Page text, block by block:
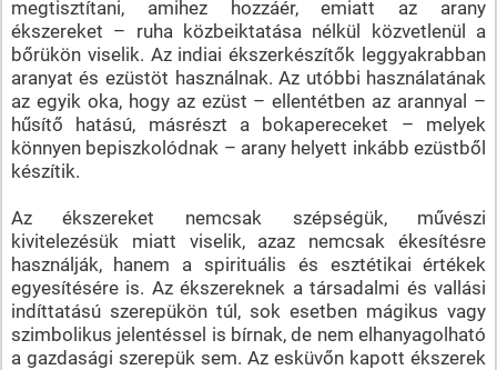
megtisztítani, amihez hozzáér, emiatt az arany
ékszereket – ruha közbeiktatása nélkül közvetlenül a
bőrükön viselik. Az indiai ékszerkészítők leggyakrabban
aranyat és ezüstöt használnak. Az utóbbi használatának
az egyik oka, hogy az ezüst – ellentétben az arannyal –
hűsítő hatású, másrészt a bokapereceket – melyek
könnyen bepiszkolódnak – arany helyett inkább ezüstből
készítik.
Az ékszereket nemcsak szépségük, művészi
kivitelezésük miatt viselik, azaz nemcsak ékesítésre
használják, hanem a spirituális és esztétikai értékek
egyesítésére is. Az ékszereknek a társadalmi és vallási
indíttatású szerepükön túl, sok esetben mágikus vagy
szimbolikus jelentéssel is bírnak, de nem elhanyagolható
a gazdasági szerepük sem. Az esküvőn kapott ékszerek